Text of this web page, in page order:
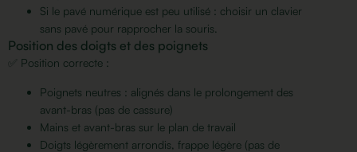
Si le pavé numérique est peu utilisé : choisir un clavier
sans pavé pour rapprocher la souris.
Position des doigts et des poignets
✅ Position correcte :
Poignets neutres : alignés dans le prolongement des
avant-bras (pas de cassure)
Mains et avant-bras sur le plan de travail
Doigts légèrement arrondis, frappe légère (pas de